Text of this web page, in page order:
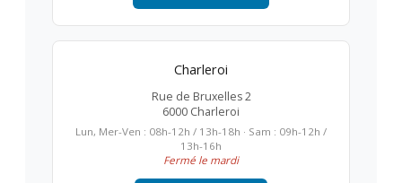
Charleroi
Rue de Bruxelles 2
6000 Charleroi
Lun, Mer-Ven : 08h-12h / 13h-18h · Sam : 09h-12h /
13h-16h
Fermé le mardi